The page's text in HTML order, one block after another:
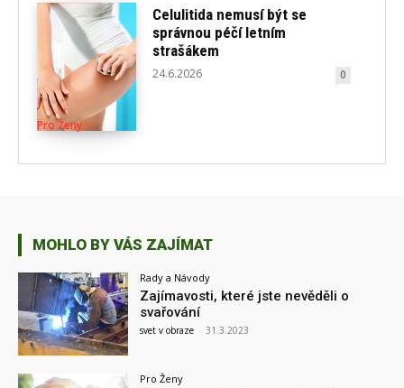
Pro Ženy
Celulitida nemusí být se
správnou péčí letním
strašákem
24.6.2026 0
MOHLO BY VÁS ZAJÍMAT
Rady a Návody
Zajímavosti, které jste nevěděli o
svařování
svet v obraze - 31.3.2023
Pro Ženy